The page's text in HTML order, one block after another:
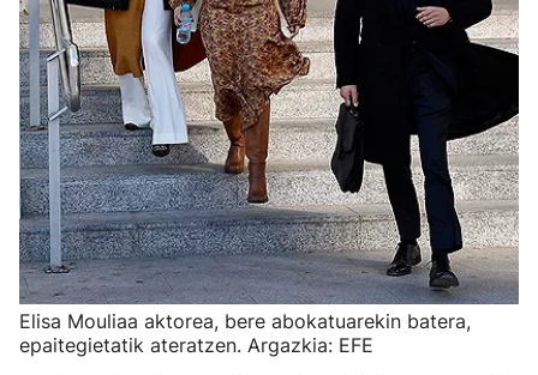
Elisa Mouliaa aktorea, bere abokatuarekin batera,
epaitegietatik ateratzen. Argazkia: EFE